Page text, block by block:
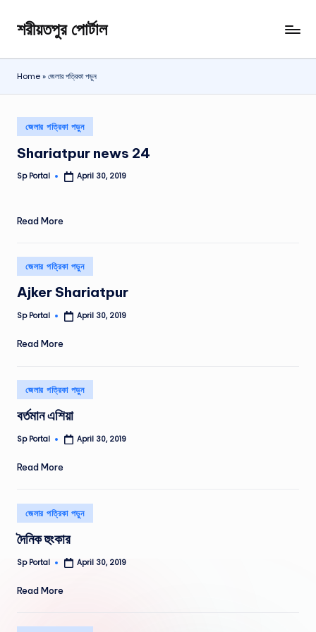
Skip
content
শরীয়তপুর পোর্টাল
শরীয়তপুর
জেলা
বিষয়ক
পোর্টাল
Home»জেলার পত্রিকা পড়ুন
Posted
in
জেলার পত্রিকা পড়ুন
Shariatpur news 24
Posted
Sp Portal April 30, 2019
Read More
Posted
in
জেলার পত্রিকা পড়ুন
Ajker Shariatpur
Posted
Sp Portal April 30, 2019
Read More
Posted
in
জেলার পত্রিকা পড়ুন
বর্তমান এশিয়া
Posted
Sp Portal April 30, 2019
Read More
Posted
in
জেলার পত্রিকা পড়ুন
দৈনিক হুংকার
Posted
Sp Portal April 30, 2019
Read More